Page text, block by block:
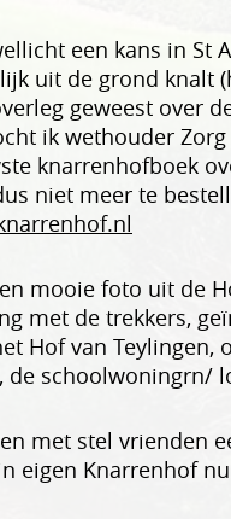
een kans in St
uit de grond knalt
geweest over
ik wethouder
knarrenhofboek
niet meer te
mooie foto uit de
met de trekkers,
Hof van Teylingen,
de schoolwoningrn/
met stel vrienden
eigen Knarrenhof